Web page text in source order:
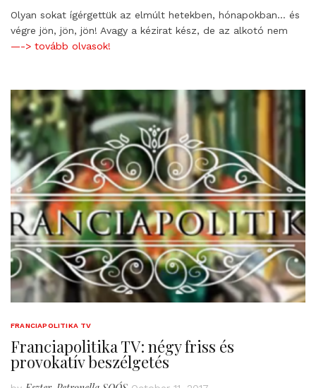
Olyan sokat ígérgettük az elmúlt hetekben, hónapokban… és
végre jön, jön, jön! Avagy a kézirat kész, de az alkotó nem
—-> tovább olvasok!
FRANCIAPOLITIKA TV
Franciapolitika TV: négy friss és
provokatív beszélgetés